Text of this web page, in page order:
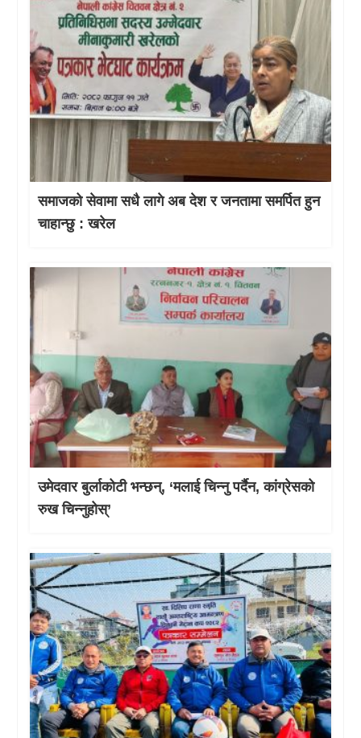
समाजको सेवामा सधै लागे अब देश र जनतामा समर्पित हुन
चाहान्छु : खरेल
उमेदवार बुर्लाकोटी भन्छन्, ‘मलाई चिन्नु पर्दैन, कांग्रेसको
रुख चिन्नुहोस्’